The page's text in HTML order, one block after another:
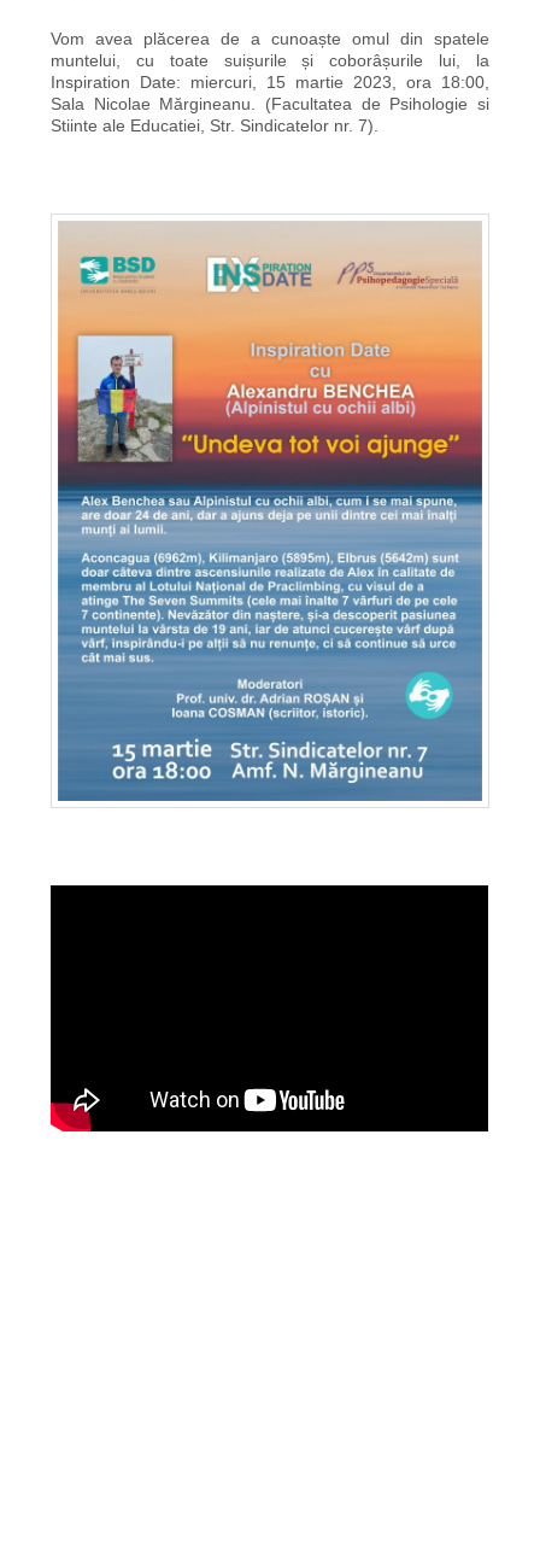
Vom avea plăcerea de a cunoaște omul din spatele
muntelui, cu toate suișurile și coborâșurile lui, la
Inspiration Date: miercuri, 15 martie 2023, ora 18:00,
Sala Nicolae Mărgineanu. (Facultatea de Psihologie si
Stiinte ale Educatiei, Str. Sindicatelor nr. 7).